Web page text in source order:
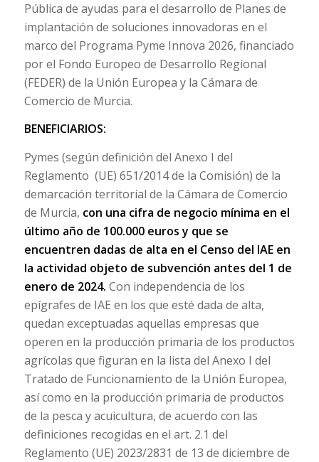
Pública de ayudas para el desarrollo de Planes de
implantación de soluciones innovadoras en el
marco del Programa Pyme Innova 2026, financiado
por el Fondo Europeo de Desarrollo Regional
(FEDER) de la Unión Europea y la Cámara de
Comercio de Murcia.
BENEFICIARIOS:
Pymes (según definición del Anexo I del
Reglamento (UE) 651/2014 de la Comisión) de la
demarcación territorial de la Cámara de Comercio
de Murcia, con una cifra de negocio mínima en el
último año de 100.000 euros y que se
encuentren dadas de alta en el Censo del IAE en
la actividad objeto de subvención antes del 1 de
enero de 2024. Con independencia de los
epígrafes de IAE en los que esté dada de alta,
quedan exceptuadas aquellas empresas que
operen en la producción primaria de los productos
agrícolas que figuran en la lista del Anexo I del
Tratado de Funcionamiento de la Unión Europea,
así como en la producción primaria de productos
de la pesca y acuicultura, de acuerdo con las
definiciones recogidas en el art. 2.1 del
Reglamento (UE) 2023/2831 de 13 de diciembre de